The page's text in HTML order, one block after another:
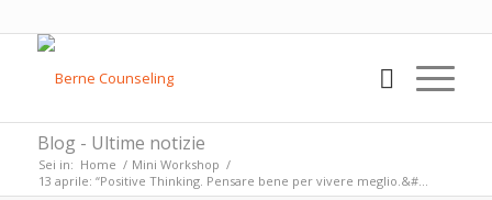
Blog - Ultime notizie
Sei in: Home / Mini Workshop /
13 aprile: “Positive Thinking. Pensare bene per vivere meglio.&#...